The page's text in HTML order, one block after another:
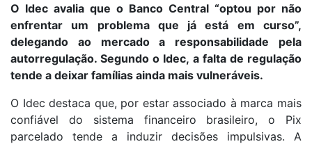
O Idec avalia que o Banco Central “optou por não
enfrentar um problema que já está em curso”,
delegando ao mercado a responsabilidade pela
autorregulação. Segundo o Idec, a falta de regulação
tende a deixar famílias ainda mais vulneráveis.
O Idec destaca que, por estar associado à marca mais
confiável do sistema financeiro brasileiro, o Pix
parcelado tende a induzir decisões impulsivas. A